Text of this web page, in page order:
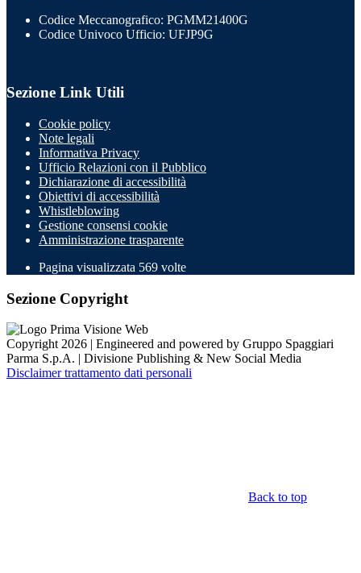
Codice Meccanografico: PGMM21400G
Codice Univoco Ufficio: UFJP9G
Sezione Link Utili
Cookie policy
Note legali
Informativa Privacy
Ufficio Relazioni con il Pubblico
Dichiarazione di accessibilità
Obiettivi di accessibilità
Whistleblowing
Gestione consensi cookie
Amministrazione trasparente
Pagina visualizzata 569 volte
Sezione Copyright
Copyright 2026 | Engineered and powered by Gruppo Spaggiari
Parma S.p.A. | Divisione Publishing & New Social Media
Disclaimer trattamento dati personali
Back to top